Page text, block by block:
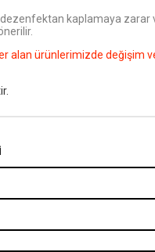
kaplamaya zarar
alan ürünlerimizde değişim